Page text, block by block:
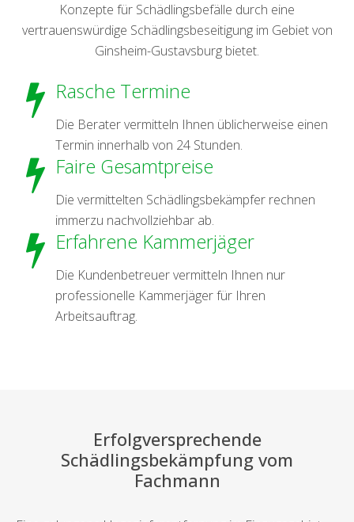
Konzepte für Schädlingsbefälle durch eine
vertrauenswürdige Schädlingsbeseitigung im Gebiet von
Ginsheim-Gustavsburg bietet.
Rasche Termine
Die Berater vermitteln Ihnen üblicherweise einen
Termin innerhalb von 24 Stunden.
Faire Gesamtpreise
Die vermittelten Schädlingsbekämpfer rechnen
immerzu nachvollziehbar ab.
Erfahrene Kammerjäger
Die Kundenbetreuer vermitteln Ihnen nur
professionelle Kammerjäger für Ihren
Arbeitsauftrag.
Erfolgversprechende
Schädlingsbekämpfung vom
Fachmann